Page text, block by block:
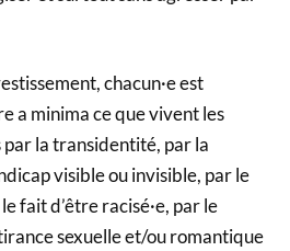
chacun·e est
a minima ce que vivent les
par la transidentité, par la
visible ou invisible, par le
fait d’être racisé·e, par le
sexuelle et/ou romantique